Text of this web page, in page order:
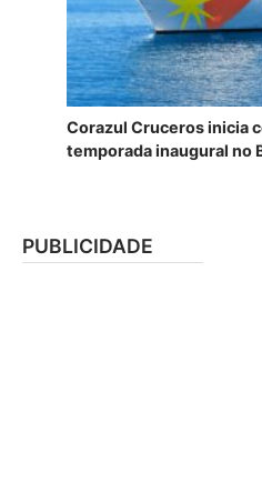
Corazul Cruceros inicia
temporada inaugural no
PUBLICIDADE